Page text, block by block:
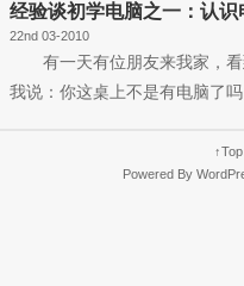
经验谈初学电脑之一：认识
22nd 03-2010
有一天有位朋友来我家，看
我说：你这桌上不是有电脑了吗
↑Top
Powered By